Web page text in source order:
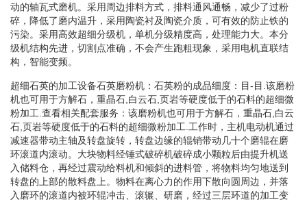
动的轴瓦式磨机。采用周边排料方式，排料通风通畅，减少了过粉
碎，降低了磨内温升，采用陶瓷衬及陶瓷介质，可有效的防止铁的
污染。采用高效超细分级机，单机分级精度高，处理能力大。本分
级机结构先进，切割点准确，不会产生跑粗现象，采用电机直联结
构，智能变频。
超细石英的加工设备石英磨粉机：石英粉的成品细度：目-目.该磨粉
机也可用于方解石，重晶石,白云石,页岩等硬度低于的石料的超细微
粉加工.查看相关配套服务：该磨粉机也可用于方解石，重晶石,白云
石,页岩等硬度低于的石料的超细微粉加工.工作时，主机电动机通过
减速器带动主轴及转盘旋转，转盘边缘的辊销带动几十个磨辊在磨
环滚道内滚动。大块物料经锤式破碎机破碎成小颗粒后由提升机送
入储料仓，再经过震动给料机和倾斜的进料管，将物料均匀地送到
转盘的上部的散料盘上。物料在离心力的作用下散向圆周边，并落
入磨环的滚道内被环辊冲击、滚辗、研磨，经过三层环道的加工变